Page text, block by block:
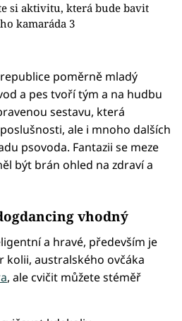
si aktivitu, která bude bavit
kamaráda 3
poměrně mladý
a pes tvoří tým a na hudbu
sestavu, která
ale i mnoho dalších
psovoda. Fantazii se meze
být brán ohled na zdraví a
vhodný
a hravé, především je
australského ovčáka
, ale cvičit můžete stéměř